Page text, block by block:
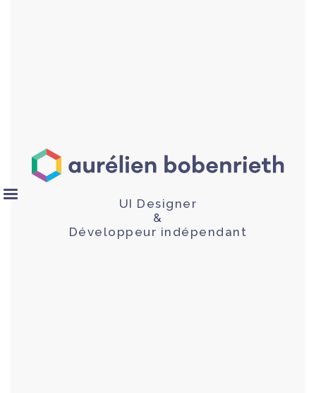
UI Designer
&
Développeur indépendant